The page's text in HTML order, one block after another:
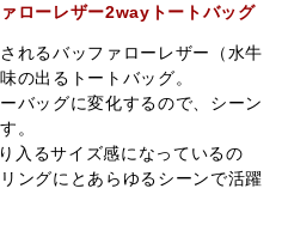
ローレザー2wayトートバッグ
れるバッファローレザー（水牛
の出るトートバッグ。
バッグに変化するので、シーン
。
入るサイズ感になっているの
ングにとあらゆるシーンで活躍